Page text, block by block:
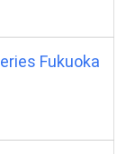
Fukuoka